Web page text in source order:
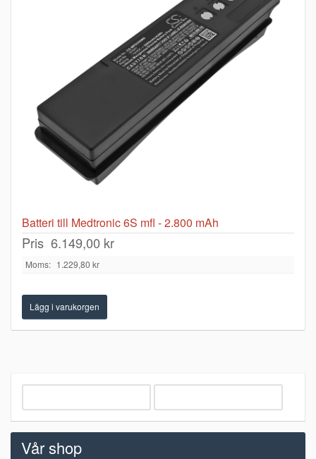
Batteri till Medtronic 6S mfl - 2.800 mAh
Pris 6.149,00 kr
Moms: 1.229,80 kr
Vår shop